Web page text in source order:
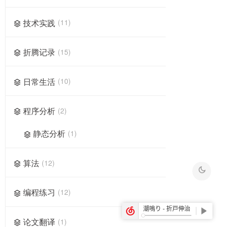
技术实践 11
折腾记录 15
日常生活 10
程序分析 2
静态分析 1
算法 12
编程练习 12
论文翻译 1